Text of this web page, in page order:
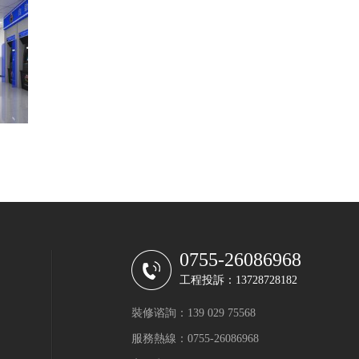
0755-26086968
工程投訴：13728728182
裝修谘詢：139 029 75568
服務熱線：0755-26086968